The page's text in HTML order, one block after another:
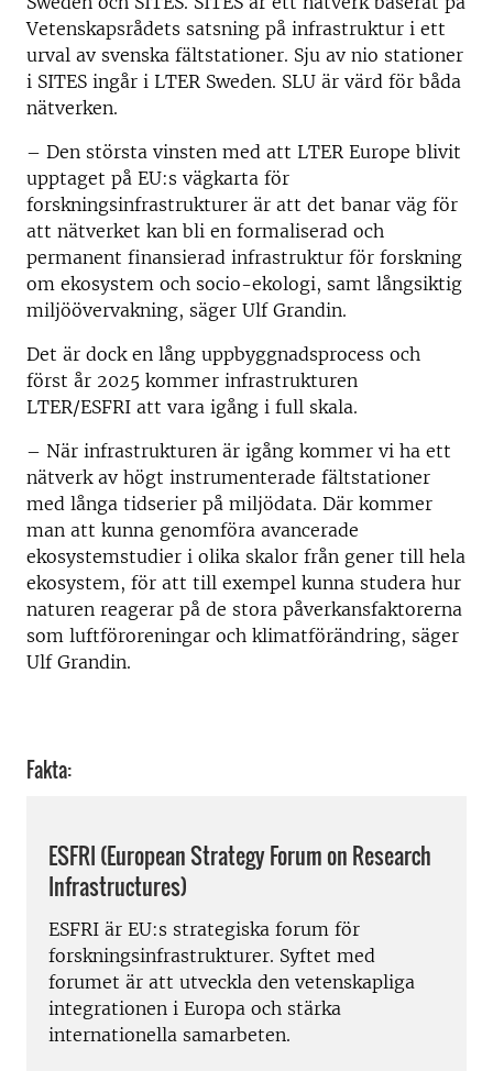
Vetenskapsrådets satsning på infrastruktur i ett
urval av svenska fältstationer. Sju av nio stationer
i SITES ingår i LTER Sweden. SLU är värd för båda
nätverken.
– Den största vinsten med att LTER Europe blivit
upptaget på EU:s vägkarta för
forskningsinfrastrukturer är att det banar väg för
att nätverket kan bli en formaliserad och
permanent finansierad infrastruktur för forskning
om ekosystem och socio-ekologi, samt långsiktig
miljöövervakning, säger Ulf Grandin.
Det är dock en lång uppbyggnadsprocess och
först år 2025 kommer infrastrukturen
LTER/ESFRI att vara igång i full skala.
– När infrastrukturen är igång kommer vi ha ett
nätverk av högt instrumenterade fältstationer
med långa tidserier på miljödata. Där kommer
man att kunna genomföra avancerade
ekosystemstudier i olika skalor från gener till hela
ekosystem, för att till exempel kunna studera hur
naturen reagerar på de stora påverkansfaktorerna
som luftföroreningar och klimatförändring, säger
Ulf Grandin.
Fakta:
ESFRI (European Strategy Forum on Research
Infrastructures)
ESFRI är EU:s strategiska forum för
forskningsinfrastrukturer. Syftet med
forumet är att utveckla den vetenskapliga
integrationen i Europa och stärka
internationella samarbeten.